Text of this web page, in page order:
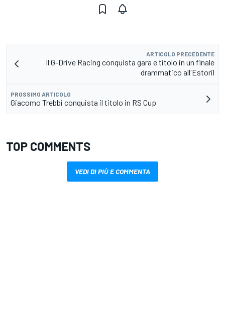
ARTICOLO PRECEDENTE
Il G-Drive Racing conquista gara e titolo in un finale
drammatico all'Estoril
PROSSIMO ARTICOLO
Giacomo Trebbi conquista il titolo in RS Cup
TOP COMMENTS
VEDI DI PIÙ E COMMENTA